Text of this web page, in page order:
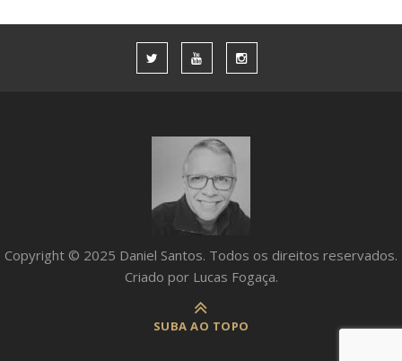
Copyright © 2025 Daniel Santos. Todos os direitos reservados.
Criado por Lucas Fogaça.
SUBA AO TOPO